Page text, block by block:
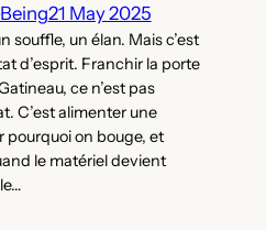
21 May 2025
souffle, un élan. Mais c’est
d’esprit. Franchir la porte
ce n’est pas
C’est alimenter une
pourquoi on bouge, et
le matériel devient